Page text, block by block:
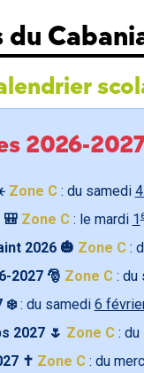
du
2026-
Zone C: du samedi
🎒 Zone C: le mardi 1
2026 🎃 Zone C:
2027 🎅 Zone C: du
❄️: du samedi 6
2027 🌷 Zone C: du
✝️ Zone C: du